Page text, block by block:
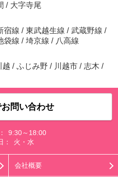
/ 大字寺尾
宿線 / 東武越生線 / 武蔵野線 /
袋線 / 埼京線 / 八高線
越 / ふじみ野 / 川越市 / 志木 /
問い合わせ
9:30～18:00
：
火・水
会社概要